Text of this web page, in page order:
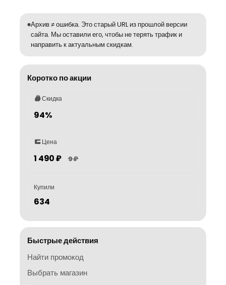
Архив ≠ ошибка. Это старый URL из прошлой версии
сайта. Мы оставили его, чтобы не терять трафик и
направить к актуальным скидкам.
Коротко по акции
Скидка
94%
Цена
1 490 ₽ 9 ₽
Купили
634
Быстрые действия
Найти промокод
Выбрать магазин